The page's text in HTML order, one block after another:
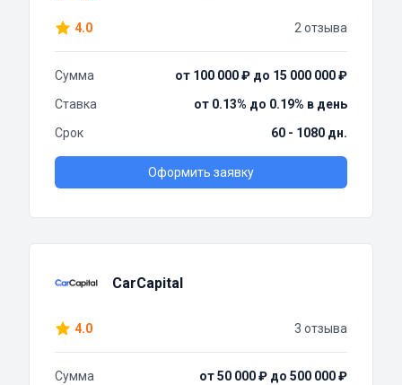
4.0 2 отзыва
Сумма
от 100 000 ₽ до 15 000 000 ₽
Ставка
от 0.13% до 0.19% в день
Срок
60 - 1080 дн.
Оформить заявку
CarCapital
4.0 3 отзыва
Сумма
от 50 000 ₽ до 500 000 ₽